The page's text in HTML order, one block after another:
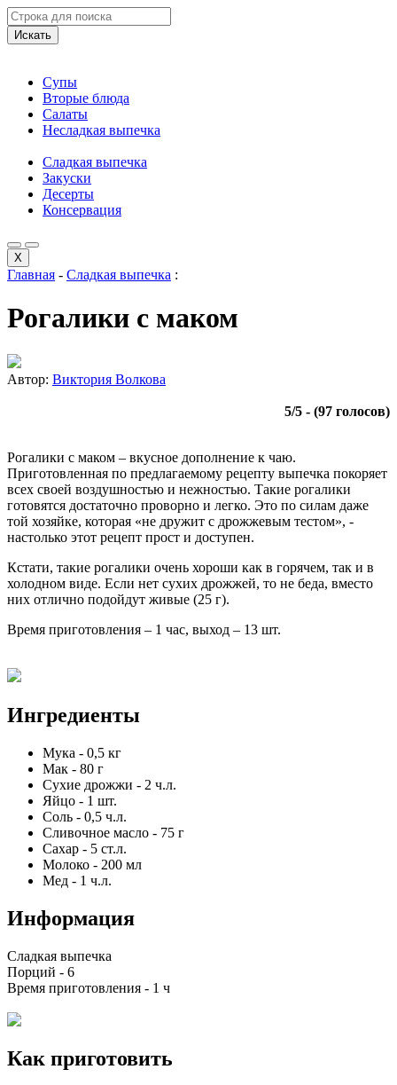
Искать
Супы
Вторые блюда
Салаты
Несладкая выпечка
Сладкая выпечка
Закуски
Десерты
Консервация
X
Главная - Сладкая выпечка :
Рогалики с маком
Автор: Виктория Волкова
5/5 - (97 голосов)
Рогалики с маком – вкусное дополнение к чаю.
Приготовленная по предлагаемому рецепту выпечка покоряет
всех своей воздушностью и нежностью. Такие рогалики
готовятся достаточно проворно и легко. Это по силам даже
той хозяйке, которая «не дружит с дрожжевым тестом», -
настолько этот рецепт прост и доступен.
Кстати, такие рогалики очень хороши как в горячем, так и в
холодном виде. Если нет сухих дрожжей, то не беда, вместо
них отлично подойдут живые (25 г).
Время приготовления – 1 час, выход – 13 шт.
Ингредиенты
Мука - 0,5 кг
Мак - 80 г
Сухие дрожжи - 2 ч.л.
Яйцо - 1 шт.
Соль - 0,5 ч.л.
Сливочное масло - 75 г
Сахар - 5 ст.л.
Молоко - 200 мл
Мед - 1 ч.л.
Информация
Сладкая выпечка
Порций - 6
Время приготовления - 1 ч
Как приготовить